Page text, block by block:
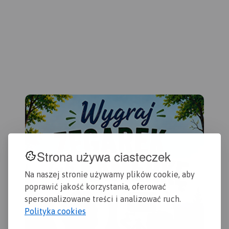
Strona używa ciasteczek
Na naszej stronie używamy plików cookie, aby
poprawić jakość korzystania, oferować
spersonalizowane treści i analizować ruch.
Polityka cookies